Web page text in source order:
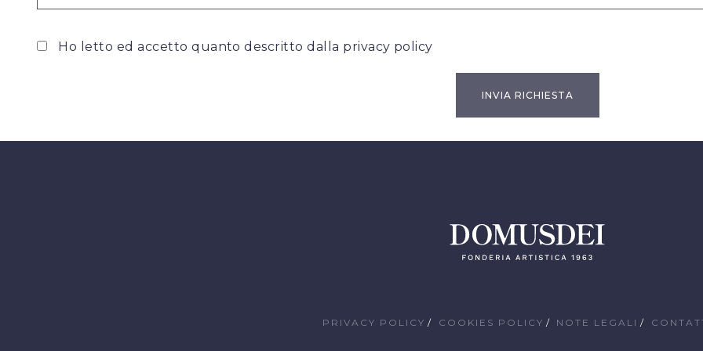
Ho letto ed accetto quanto descritto dalla privacy policy
PRIVACY POLICY COOKIES POLICY NOTE LEGALI